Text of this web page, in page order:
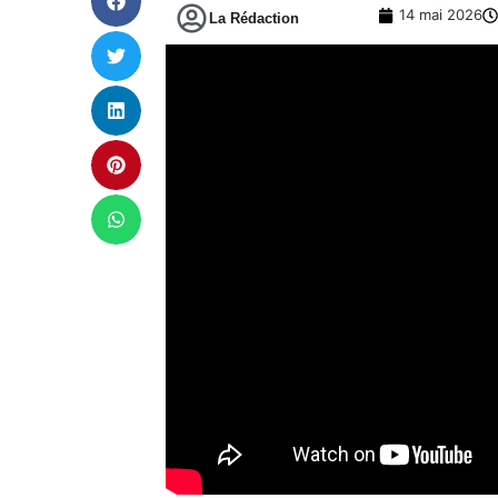
La Rédaction 14 mai 2026